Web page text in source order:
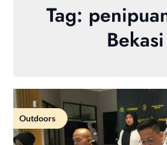
Tag:
Bekasi
Outdoors